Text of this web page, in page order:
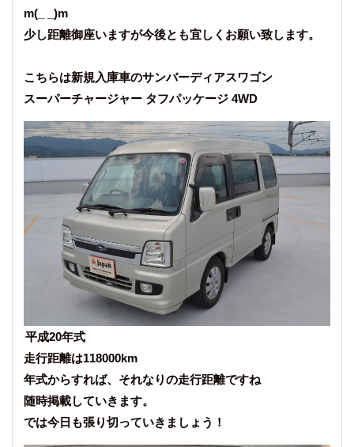
m(_ _)m
少し距離御座いますが今後とも宜しくお願い致します。
こちらは新規入庫車のサンバーディアスワゴン
スーパーチャージャー タフパッケージ 4WD
平成20年式
走行距離は118000km
年式からすれば、それなりの走行距離ですね
随時掲載していきます。
では今日も張り切っていきましょう！